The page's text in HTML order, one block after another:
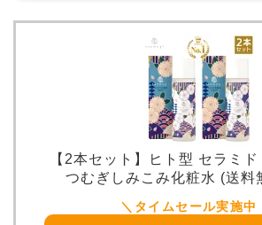
【2本セット】ヒト型 セラミ
つむぎしみこみ化粧水 (送料